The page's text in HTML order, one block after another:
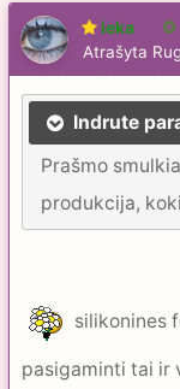
ieka
Atrašyta
Indrute
Prašmo
produkcija,
silikonines
pasigaminti tai ir